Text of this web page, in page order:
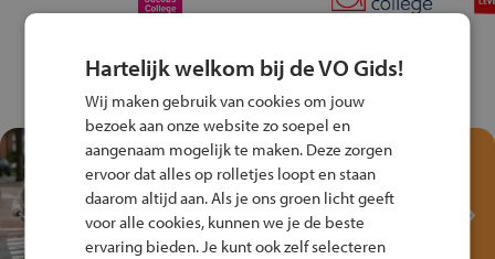
Test je kennis met het
Fiets Veilig
Verkeersspel!
Speel het Fiets Veilig Verkeersspel
Hartelijk welkom bij de VO Gids!
Wij maken gebruik van cookies om jouw
bezoek aan onze website zo soepel en
aangenaam mogelijk te maken. Deze zorgen
ervoor dat alles op rolletjes loopt en staan
daarom altijd aan. Als je ons groen licht geeft
voor alle cookies, kunnen we je de beste
ervaring bieden. Je kunt ook zelf selecteren